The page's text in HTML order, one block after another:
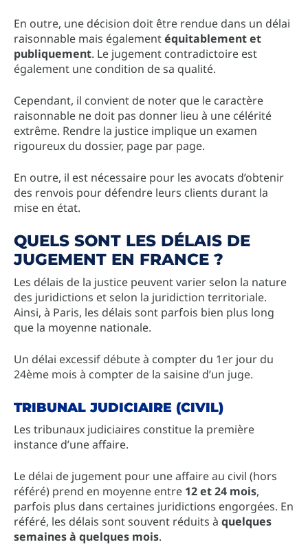
En outre, une décision doit être rendue dans un délai
raisonnable mais égalementéquitablement et
publiquement. Le jugement contradictoire est
également une condition de sa qualité.
Cependant, il convient de noter que le caractère
raisonnable ne doit pas donner lieu à une célérité
extrême. Rendre la justice implique un examen
rigoureux du dossier, page par page.
En outre, il est nécessaire pour les avocats d’obtenir
des renvois pour défendre leurs clients durant la
mise en état.
QUELS SONT LES DÉLAIS DE
JUGEMENT EN FRANCE ?
Les délais de la justice peuvent varier selon la nature
des juridictions et selon la juridiction territoriale.
Ainsi, à Paris, les délais sont parfois bien plus long
que la moyenne nationale.
Un délai excessif débute à compter du 1er jour du
24ème mois à compter de la saisine d’un juge.
TRIBUNAL JUDICIAIRE (CIVIL)
​Les tribunaux judiciaires constitue la première
instance d’une affaire.
Le délai de jugement pour une affaire au civil (hors
référé) prend en moyenne entre 12 et 24 mois,
parfois plus dans certaines juridictions engorgées. En
référé, les délais sont souvent réduits à quelques
semaines à quelques mois.